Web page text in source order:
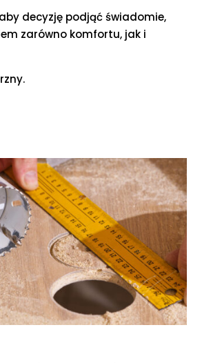
decyzję podjąć świadomie,
zarówno komfortu, jak i